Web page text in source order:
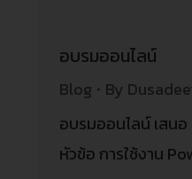
อบรมออนไลน์
Blog By
อบรมออนไลน์ เสน
หัวข้อ การใช้งาน